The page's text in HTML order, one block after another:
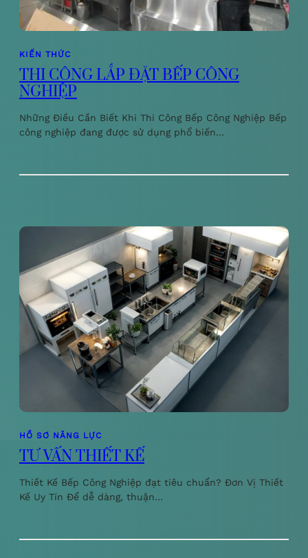
KIẾN THỨC
THI CÔNG LẮP ĐẶT BẾP CÔNG
NGHIỆP
Những Điều Cần Biết Khi Thi Công Bếp Công Nghiệp Bếp
công nghiệp đang được sử dụng phổ biến…
HỒ SƠ NĂNG LỰC
TƯ VẤN THIẾT KẾ
Thiết Kế Bếp Công Nghiệp đạt tiêu chuẩn? Đơn Vị Thiết
Kế Uy Tín Để dễ dàng, thuận…